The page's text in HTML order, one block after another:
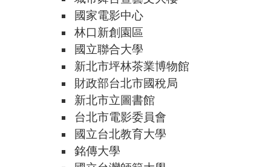
國家電影中心
林口新創園區
國立聯合大學
新北市坪林茶業博物館
財政部台北市國稅局
新北市立圖書館
台北市電影委員會
國立台北教育大學
銘傳大學